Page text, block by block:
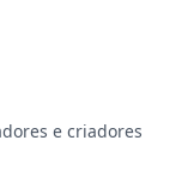
e criadores